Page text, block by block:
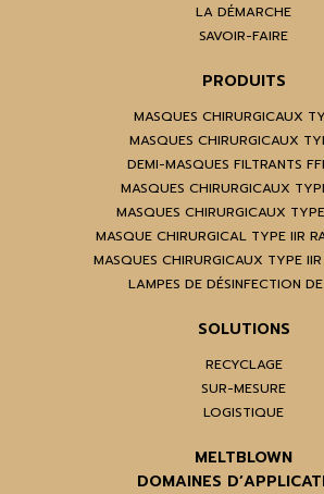
LA DÉMARCHE
SAVOIR-FAIRE
PRODUITS
MASQUES CHIRURGICAUX
MASQUES CHIRURGICAUX
DEMI-MASQUES FILTRANTS
MASQUES CHIRURGICAUX
MASQUES CHIRURGICAUX
MASQUE CHIRURGICAL TYPE IIR
MASQUES CHIRURGICAUX TYPE
LAMPES DE DÉSINFECTION DE
SOLUTIONS
RECYCLAGE
SUR-MESURE
LOGISTIQUE
MELTBLOWN
DOMAINES